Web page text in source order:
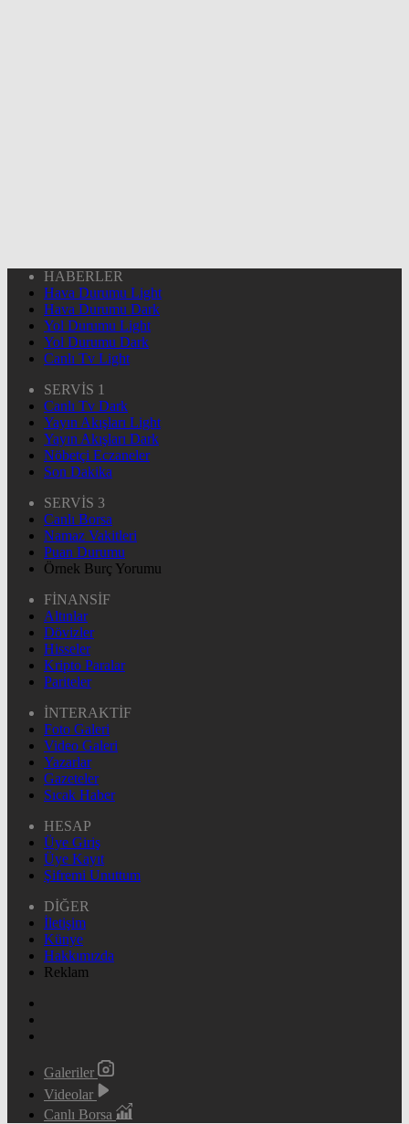
HABERLER
Hava Durumu Light
Hava Durumu Dark
Yol Durumu Light
Yol Durumu Dark
Canlı Tv Light
SERVİS 1
Canlı Tv Dark
Yayın Akışları Light
Yayın Akışları Dark
Nöbetçi Eczaneler
Son Dakika
SERVİS 3
Canlı Borsa
Namaz Vakitleri
Puan Durumu
Örnek Burç Yorumu
FİNANSİF
Altınlar
Dövizler
Hisseler
Kripto Paralar
Pariteler
İNTERAKTİF
Foto Galeri
Video Galeri
Yazarlar
Gazeteler
Sıcak Haber
HESAP
Üye Giriş
Üye Kayıt
Şifremi Unuttum
DİĞER
İletişim
Künye
Hakkımızda
Reklam
Galeriler
Videolar
Canlı Borsa